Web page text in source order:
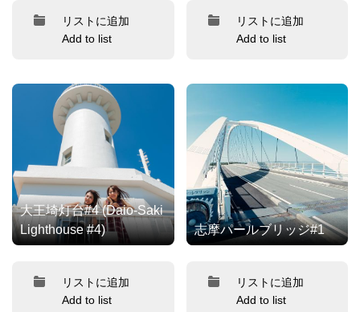
リストに追加
Add to list
リストに追加
Add to list
大王埼灯台#4 (Daio-Saki
Lighthouse #4)
リストに追加
Add to list
志摩パールブリッジ#1
リストに追加
Add to list